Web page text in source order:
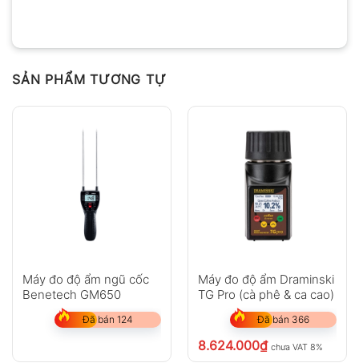
SẢN PHẨM TƯƠNG TỰ
Máy đo độ ẩm ngũ cốc
Benetech GM650
Đã bán 124
Máy đo độ ẩm Draminski
TG Pro (cà phê & ca cao)
Đã bán 366
8.624.000₫ chưa VAT 8%